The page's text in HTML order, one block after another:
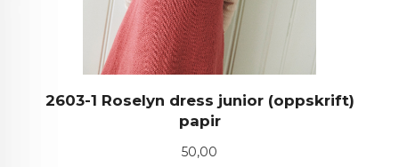
2603-1 Roselyn dress junior (oppskrift)
papir
Pris
50,00